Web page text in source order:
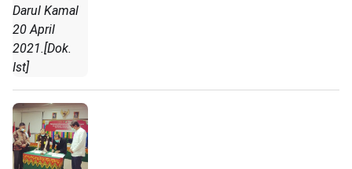
Darul Kamal
20 April
2021.[Dok.
Ist]